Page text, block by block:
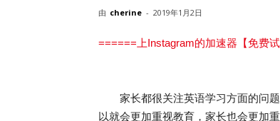
由 cherine - 2019年1月2日
======上Instagram的加速器【免费
家长都很关注英语学习方面的问题
以就会更加重视教育，家长也会更加